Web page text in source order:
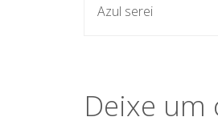
Azul serei
Deixe